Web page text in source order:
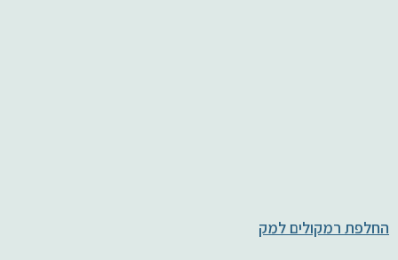
החלפת רמקולים למק